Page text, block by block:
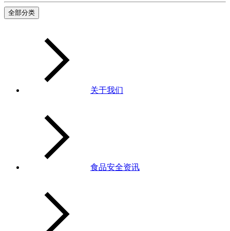
全部分类
关于我们
食品安全资讯